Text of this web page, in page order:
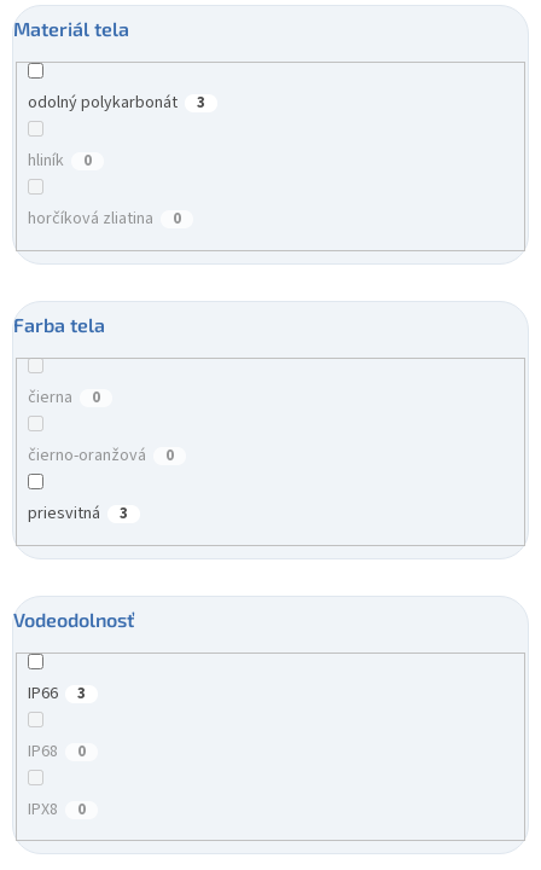
Materiál tela
odolný polykarbonát 3
hliník 0
horčíková zliatina 0
Farba tela
čierna 0
čierno-oranžová 0
priesvitná 3
Vodeodolnosť
IP66 3
IP68 0
IPX8 0